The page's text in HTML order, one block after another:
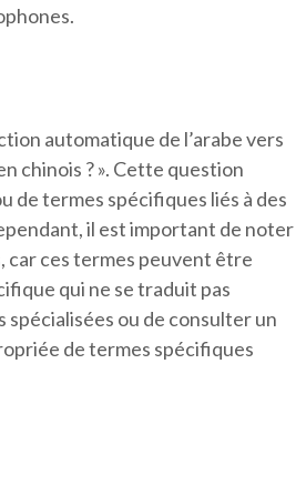
automatique de l’arabe vers
chinois ? ». Cette question
de termes spécifiques liés à des
il est important de noter
car ces termes peuvent être
qui ne se traduit pas
ou de consulter un
de termes spécifiques